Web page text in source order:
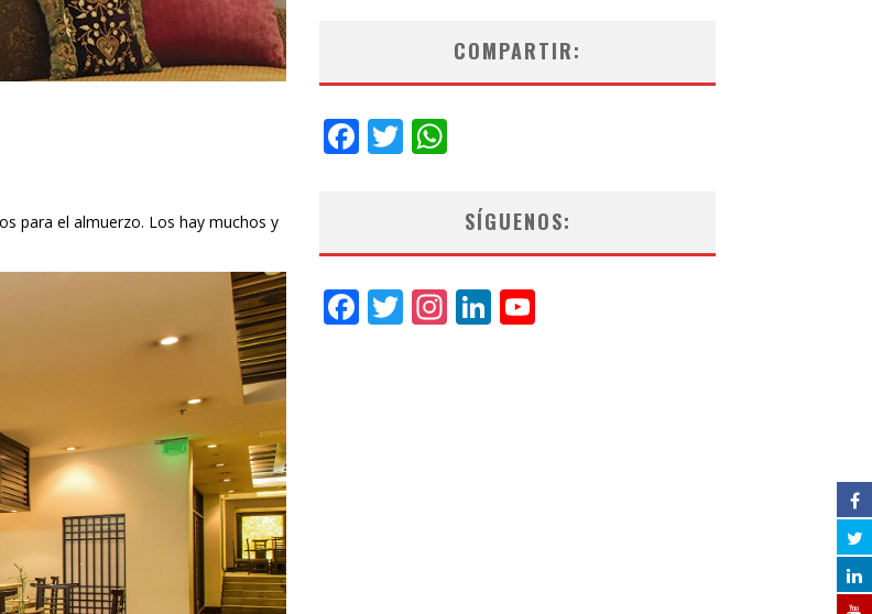
para el almuerzo. Los hay muchos y
COMPARTIR:
Facebook
Twitter
SÍGUENOS:
Facebook
Twitter
Instagram
LinkedIn